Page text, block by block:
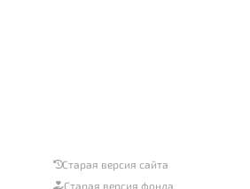
Старая версия сайта
Старая версия фонда